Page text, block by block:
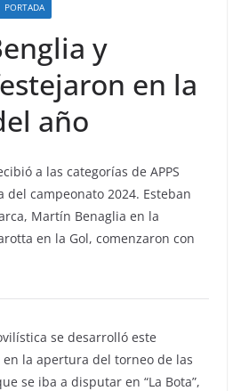
PORTADA
y
en la
año
a las categorías de APPS
campeonato 2024. Esteban
Martín Benaglia en la
en la Gol, comenzaron con
se desarrolló este
la apertura del torneo de las
se iba a disputar en “La Bota”,